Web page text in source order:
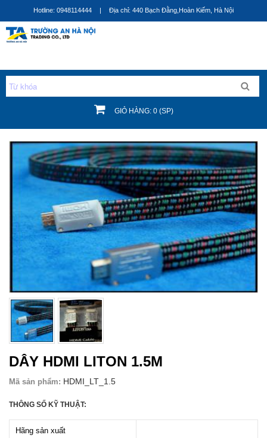
Nhảy
Hotline: 0948114444 | Địa chỉ: 440 Bạch Đằng,Hoàn Kiếm, Hà Nội
GIỎ HÀNG: 0 (SP)
Bạn đang ở đây
DÂY HDMI LITON 1.5M
Mã sản phẩm: HDMI_LT_1.5
THÔNG SỐ KỸ THUẬT:
Hãng sản xuất